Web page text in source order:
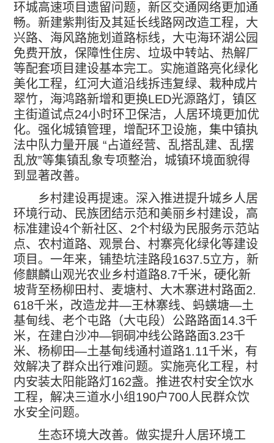
环城高速项目遗留问题，新区交通网络更加通
畅。新建紫荆街及其延长线路网改造工程，大
兴路、海风路施划道路标线，大屯海环湖公园
免费开放，保障性住房、垃圾中转站、热解厂
等配套项目建设基本完工。实施道路亮化绿化
美化工程，红河大道沿线拆违复绿、栽种成片
翠竹，海鸿路新增和更换LED光源路灯，镇区
主街道试点24小时环卫保洁，人居环境更加优
化。强化城镇管理，增配环卫设施，集中镇执
法中队力量开展 “占道经营、乱搭乱建、乱摆
乱放”等集镇乱象专项整治，城镇环境面貌得
到显著改善。
乡村建设再提速。深入推进提升城乡人居
环境行动、民族团结示范和美丽乡村建设，高
标准建设4个新社区、 2个村级为民服务示范站
点、农村道路、观景台、村寨亮化绿化等建设
项目。一年来，铺垫坑洼路段1637.5立方，新
修麒麟山观光农业乡村道路8.7千米，硬化新
坡背至杨柳田村、麦塘村、大木寨进村路面2.
618千米，改造龙井—王林寨线、蚂蟥塘—土
基甸线、老个屯路（大屯段）公路路面14.3千
米，在建白沙冲—铜硐冲线公路路面3.23千
米、杨柳田—土基甸线通村道路1.11千米，有
效解决了群众出行难问题。实施亮化工程，村
内安装太阳能路灯162盏。推进农村安全饮水
工程，解决三道水小组 190户700人民群众饮
水安全问题。
生态环境大改善。做实提升人居环境工